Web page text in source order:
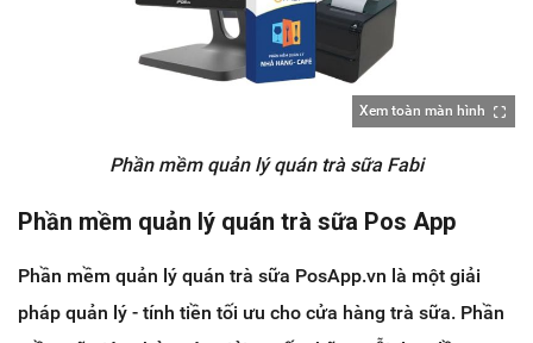
Xem toàn màn hình
Phần mềm quản lý quán trà sữa Fabi
Phần mềm quản lý quán trà sữa Pos App
Phần mềm quản lý quán trà sữa PosApp.vn là một giải
pháp quản lý - tính tiền tối ưu cho cửa hàng trà sữa. Phần